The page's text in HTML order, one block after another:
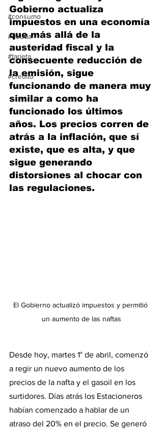
#consumo
#deuda
#tarjeta
#credito
Gobierno actualiza
impuestos en una economía
que más allá de la
austeridad fiscal y la
consecuente reducción de
la emisión, sigue
funcionando de manera muy
similar a como ha
funcionado los últimos
años. Los precios corren de
atrás a la inflación, que sí
existe, que es alta, y que
sigue generando
distorsiones al chocar con
las regulaciones.
El Gobierno actualizó impuestos y permitió
un aumento de las naftas
Desde hoy, martes 1° de abril, comenzó
a regir un nuevo aumento de los
precios de la nafta y el gasoil en los
surtidores. Días atrás los Estacioneros
habían comenzado a hablar de un
atraso del 20% en el precio. Se generó